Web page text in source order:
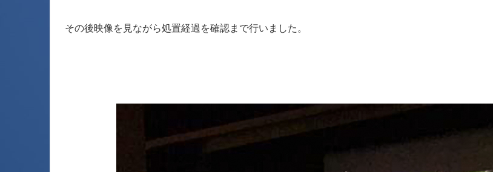
その後映像を見ながら処置経過を確認まで行いました。